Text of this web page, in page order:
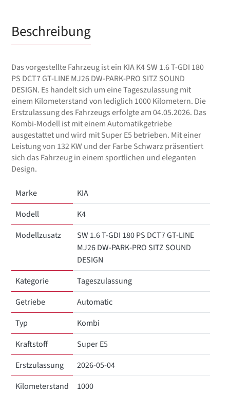
Beschreibung
Das vorgestellte Fahrzeug ist ein KIA K4 SW 1.6 T-GDI 180
PS DCT7 GT-LINE MJ26 DW-PARK-PRO SITZ SOUND
DESIGN. Es handelt sich um eine Tageszulassung mit
einem Kilometerstand von lediglich 1000 Kilometern. Die
Erstzulassung des Fahrzeugs erfolgte am 04.05.2026. Das
Kombi-Modell ist mit einem Automatikgetriebe
ausgestattet und wird mit Super E5 betrieben. Mit einer
Leistung von 132 KW und der Farbe Schwarz präsentiert
sich das Fahrzeug in einem sportlichen und eleganten
Design.
Marke
KIA
Modell
K4
Modellzusatz
SW 1.6 T-GDI 180 PS DCT7 GT-LINE
MJ26 DW-PARK-PRO SITZ SOUND
DESIGN
Kategorie
Tageszulassung
Getriebe
Automatic
Typ
Kombi
Kraftstoff
Super E5
Erstzulassung
2026-05-04
Kilometerstand
1000